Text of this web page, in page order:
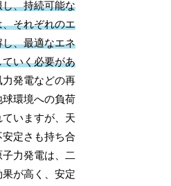
、持続可能な
それぞれのエ
、最適なエネ
いく必要があ
発電などの再
環境への負荷
いますが、天
定さも持ち合
力発電は、二
が高く、安定